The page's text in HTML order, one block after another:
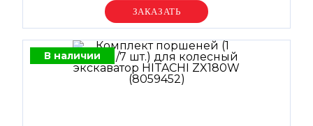
Уточняйте цену
В наличии